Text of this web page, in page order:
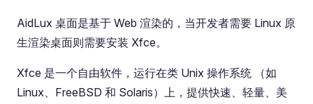
AidLux 桌面是基于 Web 渲染的，当开发者需要 Linux 原
生渲染桌面则需要安装 Xfce。
Xfce 是一个自由软件，运行在类 Unix 操作系统 （如
Linux、FreeBSD 和 Solaris）上，提供快速、轻量、美